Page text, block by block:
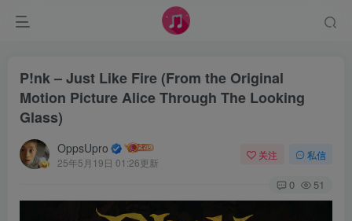
P!nk – Just Like Fire (From the Original
Motion Picture Alice Through The Looking
Glass)
OppsUpro
25年5月19日 01:26更新
关注 私信
0 51